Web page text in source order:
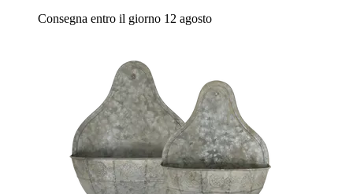
Consegna entro il giorno 12 agosto